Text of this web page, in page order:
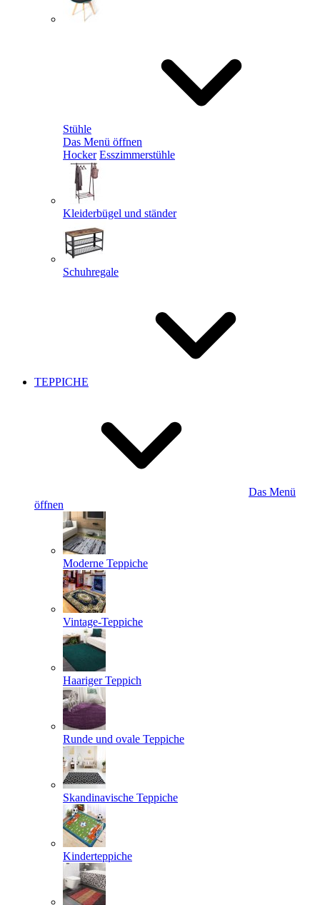
Stühle
Das Menü öffnen
Hocker Esszimmerstühle
Kleiderbügel und ständer
Schuhregale
TEPPICHE
Das Menü
öffnen
Moderne Teppiche
Vintage-Teppiche
Haariger Teppich
Runde und ovale Teppiche
Skandinavische Teppiche
Kinderteppiche